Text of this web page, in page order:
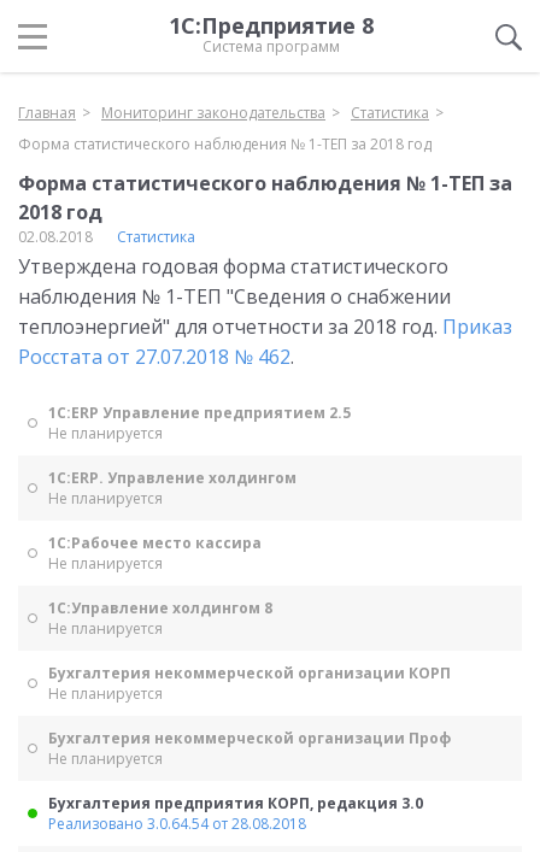
1С:Предприятие 8
Система программ
Главная Мониторинг законодательства
Статистика
Форма статистического наблюдения № 1-ТЕП за 2018 год
Форма статистического наблюдения № 1-ТЕП за
2018 год
02.08.2018 Статистика
Утверждена годовая форма статистического
наблюдения № 1-ТЕП "Сведения о снабжении
теплоэнергией" для отчетности за 2018 год. Приказ
Росстата от 27.07.2018 № 462.
1С:ERP Управление предприятием 2.5
Не планируется
1С:ERP. Управление холдингом
Не планируется
1С:Рабочее место кассира
Не планируется
1С:Управление холдингом 8
Не планируется
Бухгалтерия некоммерческой организации КОРП
Не планируется
Бухгалтерия некоммерческой организации Проф
Не планируется
Бухгалтерия предприятия КОРП, редакция 3.0
Реализовано 3.0.64.54 от 28.08.2018